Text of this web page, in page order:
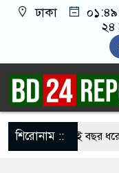
ঢাকা
২৪
শিরোনাম ::
রাঙ্গাবালী, দুই বছর ধরে